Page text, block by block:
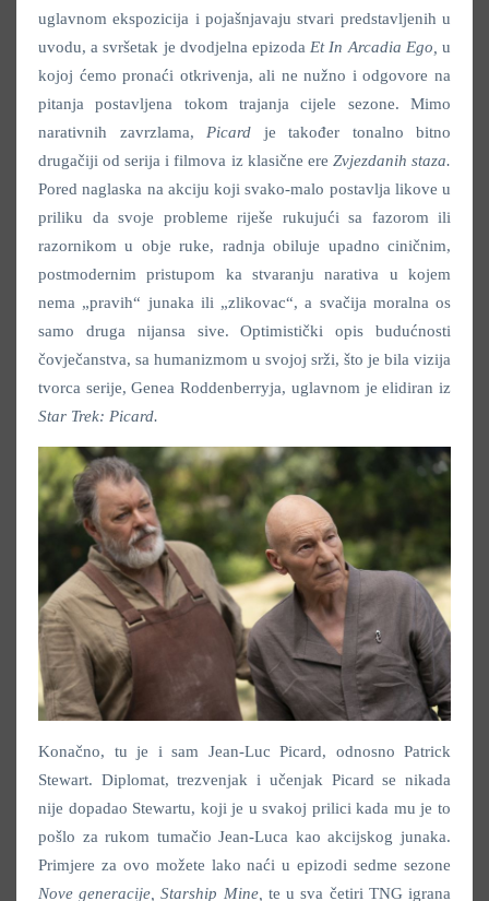
uglavnom ekspozicija i pojašnjavaju stvari predstavljenih u
uvodu, a svršetak je dvodjelna epizoda Et In Arcadia Ego ,u
kojoj ćemo pronaći otkrivenja, ali ne nužno i odgovore na
pitanja postavljena tokom trajanja cijele sezone. Mimo
narativnih zavrzlama, Picard je također tonalno bitno
drugačiji od serija i filmova iz klasične ere Zvjezdanih staza.
Pored naglaska na akciju koji svako-malo postavlja likove u
priliku da svoje probleme riješe rukujući sa fazorom ili
razornikom u obje ruke, radnja obiluje upadno ciničnim,
postmodernim pristupom ka stvaranju narativa u kojem
nema „pravih“ junaka ili „zlikovac“, a svačija moralna os
samo druga nijansa sive. Optimistički opis budućnosti
čovječanstva, sa humanizmom u svojoj srži, što je bila vizija
tvorca serije, Genea Roddenberryja, uglavnom je elidiran iz
Star Trek: Picard.
Konačno, tu je i sam Jean-Luc Picard, odnosno Patrick
Stewart. Diplomat, trezvenjak i učenjak Picard se nikada
nije dopadao Stewartu, koji je u svakoj prilici kada mu je to
pošlo za rukom tumačio Jean-Luca kao akcijskog junaka.
Primjere za ovo možete lako naći u epizodi sedme sezone
Nove generacije,Starship Mine, te u sva četiri TNG igrana